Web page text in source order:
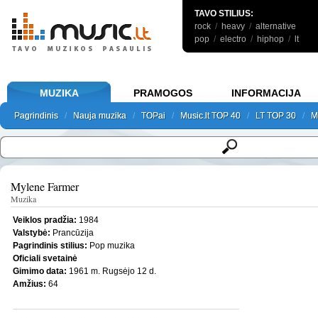
TAVO STILIUS:
rock / heavy / alternative
pop / electro / hiphop / lt
MUZIKA PRAMOGOS INFORMACIJA
Pagrindinis
Pagrindinis
Pagrindinis/ Nauja muzika
Nauja muzika
Nauja muzika / TOPai
TOPai
TOPai / Music.lt TOP 40
Music.lt TOP 40
Music.lt TOP 40 / LT TOP 30
LT TOP 30
LT TOP 30 /
Mylene Farmer
Muzika
Veiklos pradžia: 1984
Valstybė: Prancūzija
Pagrindinis stilius: Pop muzika
Oficiali svetainė
Gimimo data: 1961 m. Rugsėjo 12 d.
Amžius: 64